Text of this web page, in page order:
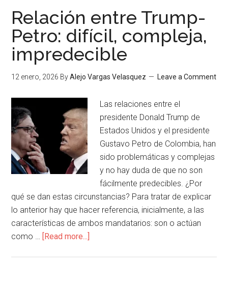
Relación entre Trump-
Petro: difícil, compleja,
impredecible
12 enero, 2026 ByAlejo Vargas Velasquez Leave a Comment
Las relaciones entre el
presidente Donald Trump de
Estados Unidos y el presidente
Gustavo Petro de Colombia, han
sido problemáticas y complejas
y no hay duda de que no son
fácilmente predecibles. ¿Por
qué se dan estas circunstancias? Para tratar de explicar
lo anterior hay que hacer referencia, inicialmente, a las
características de ambos mandatarios: son o actúan
como … [Read more...]